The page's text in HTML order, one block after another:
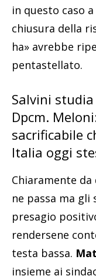
in questo caso
chiusura della
ha» avrebbe
pentastellato.
Salvini
Dpcm.
sacrificabile
Italia oggi
Chiaramente
ne passa ma
presagio
rendersene
testa bassa.
insieme ai